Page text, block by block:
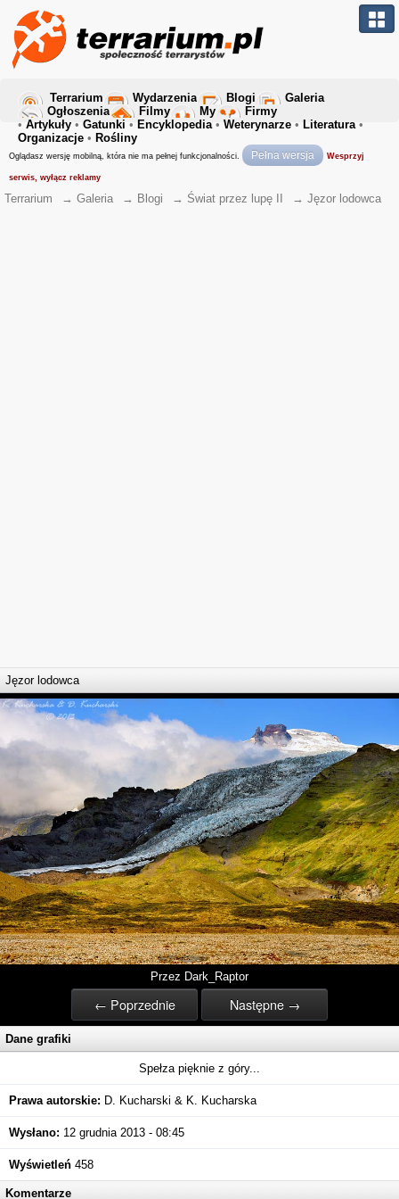
Terrarium Wydarzenia Blogi
Galeria
Ogłoszenia
Filmy My
Firmy
• Artykuły • Gatunki • Encyklopedia• Weterynarze • Literatura•
Organizacje • Rośliny
Oglądasz wersję mobilną, która nie ma pełnej funkcjonalności. Pełna wersja Wesprzyj
serwis, wyłącz reklamy
Terrarium → Galeria → Blogi → Świat przez lupę II → Jęzor lodowca
Jęzor lodowca
Przez Dark_Raptor
← Poprzednie Następne →
Dane grafiki
Spełza pięknie z góry...
Prawa autorskie: D. Kucharski & K. Kucharska
Wysłano: 12 grudnia 2013 - 08:45
Wyświetleń 458
Komentarze